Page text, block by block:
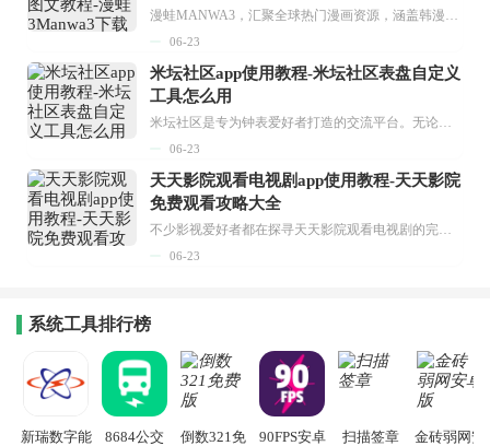
06-23
米坛社区app使用教程-米坛社区表盘自定义
工具怎么用
06-23
天天影院观看电视剧app使用教程-天天影院
免费观看攻略大全
06-23
系统工具排行榜
新瑞数字能
8684公交
倒数321免
90FPS安卓
扫描签章
金砖弱网安